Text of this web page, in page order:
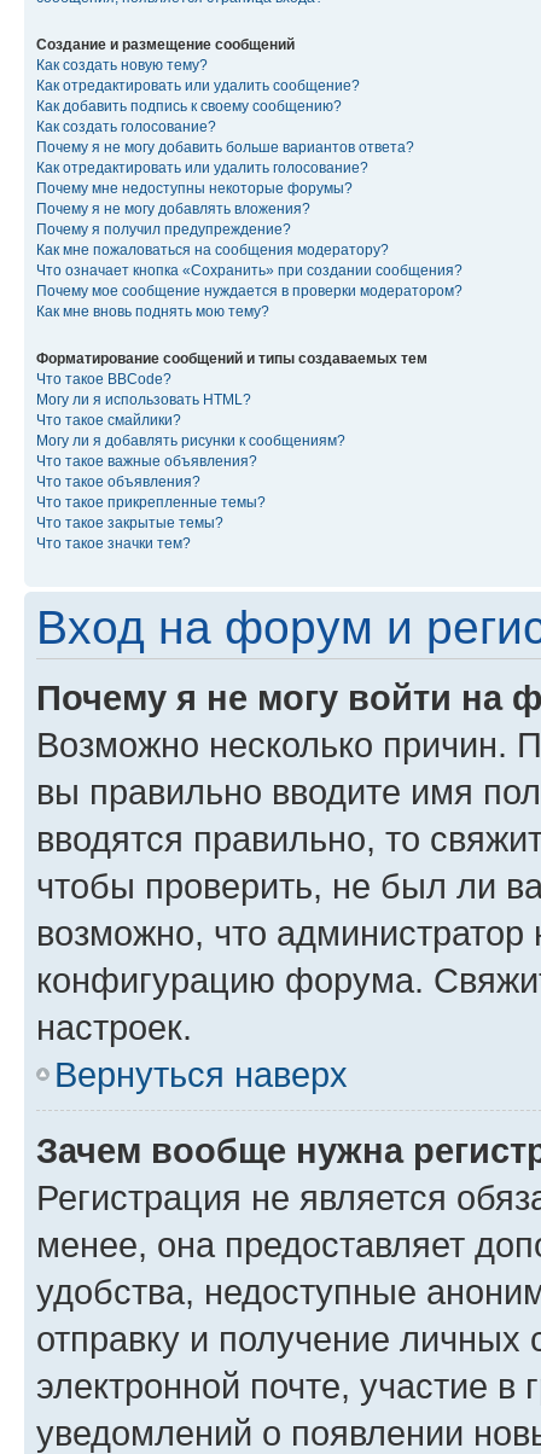
Создание и размещение сообщений
Как создать новую тему?
Как отредактировать или удалить сообщение?
Как добавить подпись к своему сообщению?
Как создать голосование?
Почему я не могу добавить больше вариантов ответа?
Как отредактировать или удалить голосование?
Почему мне недоступны некоторые форумы?
Почему я не могу добавлять вложения?
Почему я получил предупреждение?
Как мне пожаловаться на сообщения модератору?
Что означает кнопка «Сохранить» при создании сообщения?
Почему мое сообщение нуждается в проверки модератором?
Как мне вновь поднять мою тему?
Форматирование сообщений и типы создаваемых тем
Что такое BBCode?
Могу ли я использовать HTML?
Что такое смайлики?
Могу ли я добавлять рисунки к сообщениям?
Что такое важные объявления?
Что такое объявления?
Что такое прикрепленные темы?
Что такое закрытые темы?
Что такое значки тем?
Вход на форум и
Почему я не могу войти на
Возможно несколько причин.
вы правильно вводите имя
вводятся правильно, то
чтобы проверить, не был ли
возможно, что администратор
конфигурацию форума.
настроек.
Вернуться наверх
Зачем вообще нужна
Регистрация не является
менее, она предоставляет
удобства, недоступные
отправку и получение
электронной почте, участие в
уведомлений о появлении